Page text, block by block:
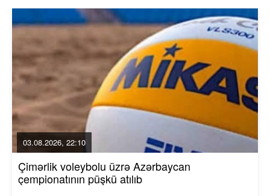
03.08.2026, 22:10
Çimərlik voleybolu üzrə Azərbaycan
çempionatının püşkü atılıb